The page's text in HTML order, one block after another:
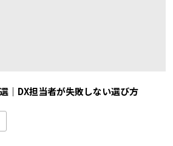
｜DX担当者が失敗しない選び方